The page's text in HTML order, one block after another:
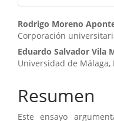
Contenido
principal
del
artículo
Rodrigo Moreno
Corporación
Eduardo Salvador Vila
Universidad de Málaga,
Resumen
Este ensayo